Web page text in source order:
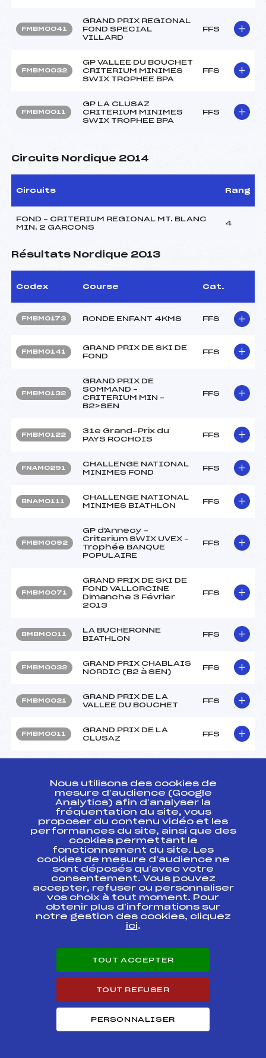
FMBM0041
GRAND PRIX REGIONAL
FOND SPECIAL
VILLARD
FFS
FMBM0032
GP VALLEE DU BOUCHET
CRITERIUM MINIMES
SWIX TROPHEE BPA
FFS
FMBM0011
GP LA CLUSAZ
CRITERIUM MINIMES
SWIX TROPHEE BPA
FFS
Circuits Nordique 2014
Circuits Rang
FOND – CRITERIUM REGIONAL MT. BLANC
MIN. 2 GARCONS
4
Résultats Nordique 2013
Codex Course Cat.
FMBM0173 RONDE ENFANT 4KMS FFS
FMBM0141
GRAND PRIX DE SKI DE
FOND
FFS
FMBM0132
GRAND PRIX DE
SOMMAND –
CRITERIUM MIN –
B2>SEN
FFS
FMBM0122
31e Grand-Prix du
PAYS ROCHOIS
FFS
FNAM0291
CHALLENGE NATIONAL
MINIMES FOND
FFS
BNAM0111
CHALLENGE NATIONAL
MINIMES BIATHLON
FFS
FMBM0092
GP d'Annecy –
Criterium SWIX UVEX –
Trophée BANQUE
POPULAIRE
FFS
FMBM0071
GRAND PRIX DE SKI DE
FOND VALLORCINE
Dimanche 3 Février
2013
FFS
BMBM0011
LA BUCHERONNE
BIATHLON
FFS
FMBM0032
GRAND PRIX CHABLAIS
NORDIC (B2 à SEN)
FFS
FMBM0021
GRAND PRIX DE LA
VALLEE DU BOUCHET
FFS
FMBM0011
GRAND PRIX DE LA
CLUSAZ
FFS
FOND – CRITERIUM REGIONAL MT BLANC
2013 MINIMES 1 GARCONS
Résultats Nordique 2012
Codex Course Cat.
FMBM0121
PAYS ROCHOIS
FFS
FMBM0111
SOMMAND (B2) / CHAL.
MADSHUS
FFS
Nous utilisons des cookies de
mesure d’audience (Google
Analytics) afin d’analyser la
fréquentation du site, vous
proposer du contenu vidéo et les
performances du site, ainsi que des
cookies permettant le
fonctionnement du site. Les
cookies de mesure d’audience ne
sont déposés qu’avec votre
consentement. Vous pouvez
accepter, refuser ou personnaliser
vos choix à tout moment. Pour
obtenir plus d'informations sur
notre gestion des cookies, cliquez
ici.
TOUT ACCEPTER
TOUT REFUSER
PERSONNALISER